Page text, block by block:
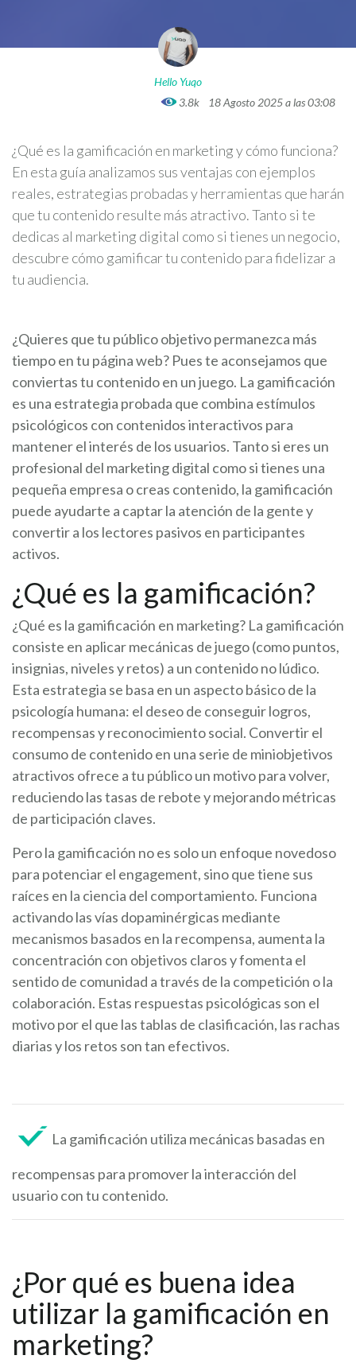
Hello Yuqo
3.8k
18 Agosto 2025 a las 03:08
¿Qué es la gamificación en marketing y cómo funciona?
En esta guía analizamos sus ventajas con ejemplos
reales, estrategias probadas y herramientas que harán
que tu contenido resulte más atractivo. Tanto si te
dedicas al marketing digital como si tienes un negocio,
descubre cómo gamificar tu contenido para fidelizar a
tu audiencia.
¿Quieres que tu público objetivo permanezca más
tiempo en tu página web? Pues te aconsejamos que
conviertas tu contenido en un juego. La gamificación
es una estrategia probada que combina estímulos
psicológicos con contenidos interactivos para
mantener el interés de los usuarios. Tanto si eres un
profesional del marketing digital como si tienes una
pequeña empresa o creas contenido, la gamificación
puede ayudarte a captar la atención de la gente y
convertir a los lectores pasivos en participantes
activos.
¿Qué es la gamificación?
¿Qué es la gamificación en marketing? La gamificación
consiste en aplicar mecánicas de juego (como puntos,
insignias, niveles y retos) a un contenido no lúdico.
Esta estrategia se basa en un aspecto básico de la
psicología humana: el deseo de conseguir logros,
recompensas y reconocimiento social. Convertir el
consumo de contenido en una serie de miniobjetivos
atractivos ofrece a tu público un motivo para volver,
reduciendo las tasas de rebote y mejorando métricas
de participación claves.
Pero la gamificación no es solo un enfoque novedoso
para potenciar el engagement, sino que tiene sus
raíces en la ciencia del comportamiento. Funciona
activando las vías dopaminérgicas mediante
mecanismos basados en la recompensa, aumenta la
concentración con objetivos claros y fomenta el
sentido de comunidad a través de la competición o la
colaboración. Estas respuestas psicológicas son el
motivo por el que las tablas de clasificación, las rachas
diarias y los retos son tan efectivos.
La gamificación utiliza mecánicas basadas en
recompensas para promover la interacción del
usuario con tu contenido.
¿Por qué es buena idea
utilizar la gamificación en
marketing?